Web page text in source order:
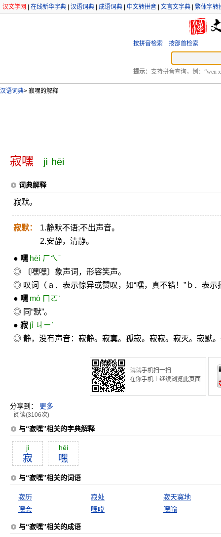
汉文学网 在线新华字典 汉语词典 成语词典 中文转拼音 文言文字典 繁体字转
按拼音检索 按部首检索
提示： 支持拼音查询，例：“wen
汉语词典> 寂嘿的解释
寂嘿 jì hēi
词典解释
寂默。
寂默：
1.静默不语;不出声音。
2.安静，清静。
● 嘿 hēi ㄏㄟˉ
◎ 〔嘿嘿〕象声词，形容笑声。
◎ 叹词（ａ．表示惊异或赞叹，如“嘿，真不错！”ｂ．表示
● 嘿 mò ㄇㄛˋ
◎ 同“默”。
● 寂 jì ㄐㄧˋ
◎ 静，没有声音：寂静。寂寞。孤寂。寂寂。寂灭。寂默
试试手机扫一扫
在你手机上继续浏览此页面
分享到： 更多
阅读(3106次)
与“寂嘿”相关的字典解释
jì
寂
hēi
嘿
与“寂嘿”相关的词语
寂历 寂处
寂天寞地
嘿会
嘿哎 嘿喻
与“寂嘿”相关的成语